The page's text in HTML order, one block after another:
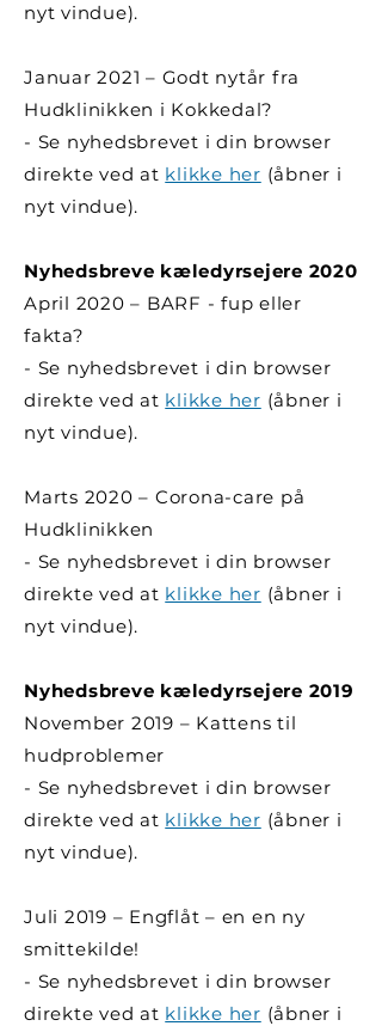
nyt vindue).
Januar 2021 – Godt nytår fra
Hudklinikken i Kokkedal?
- Se nyhedsbrevet i din browser
direkte ved at klikke her (åbner i
nyt vindue).
Nyhedsbreve kæledyrsejere 2020
April 2020 – BARF - fup eller
fakta?
- Se nyhedsbrevet i din browser
direkte ved at klikke her (åbner i
nyt vindue).
Marts 2020 – Corona-care på
Hudklinikken
- Se nyhedsbrevet i din browser
direkte ved at klikke her (åbner i
nyt vindue).
Nyhedsbreve kæledyrsejere 2019
November 2019 – Kattens til
hudproblemer
- Se nyhedsbrevet i din browser
direkte ved at klikke her (åbner i
nyt vindue).
Juli 2019 – Engflåt – en en ny
smittekilde!
- Se nyhedsbrevet i din browser
direkte ved at klikke her (åbner i